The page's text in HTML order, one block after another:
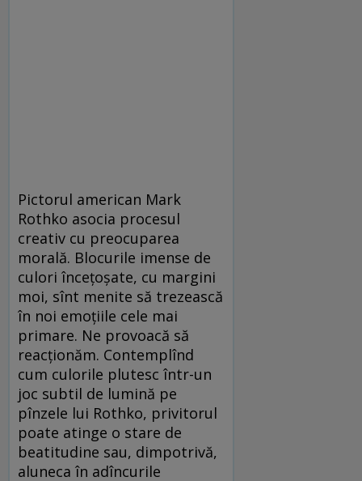
Pictorul american Mark
Rothko asocia procesul
creativ cu preocuparea
morală. Blocurile imense de
culori încețoșate, cu margini
moi, sînt menite să trezească
în noi emoțiile cele mai
primare. Ne provoacă să
reacționăm. Contemplînd
cum culorile plutesc într-un
joc subtil de lumină pe
pînzele lui Rothko, privitorul
poate atinge o stare de
beatitudine sau, dimpotrivă,
aluneca în adîncurile